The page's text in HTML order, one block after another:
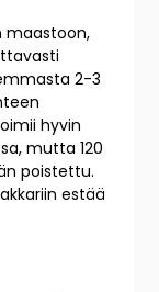
maastoon,
2-3
hyvin
mutta 120
poistettu.
estää